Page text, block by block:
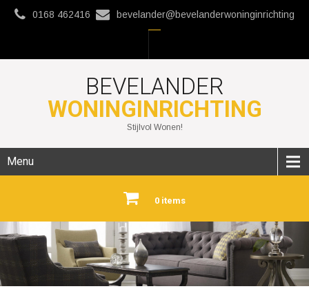
0168 462416 bevelander@bevelanderwoninginrichting
BEVELANDER
WONINGINRICHTING
Stijlvol Wonen!
Menu
0 items